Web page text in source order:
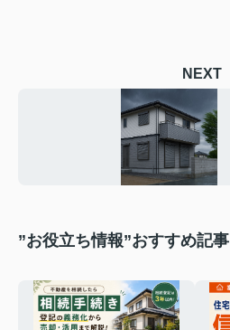
NEXT
”お役立ち情報”おすすめ記事